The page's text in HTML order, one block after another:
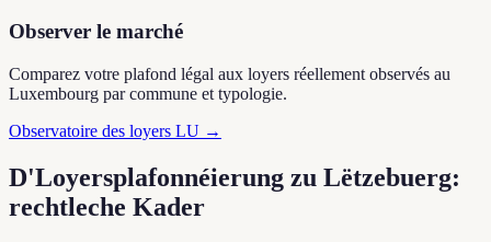
Observer le marché
Comparez votre plafond légal aux loyers réellement observés au
Luxembourg par commune et typologie.
Observatoire des loyers LU →
D'Loyersplafonnéierung zu Lëtzebuerg:
rechtleche Kader